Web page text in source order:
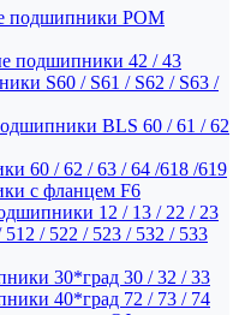
подшипники POM
подшипники 42 / 43
S60 / S61 / S62 / S63 /
BLS 60 / 61 / 62
60 / 62 / 63 / 64 /618 /619
с фланцем F6
12 / 13 / 22 / 23
/ 522 / 523 / 532 / 533
30*град 30 / 32 / 33
40*град 72 / 73 / 74